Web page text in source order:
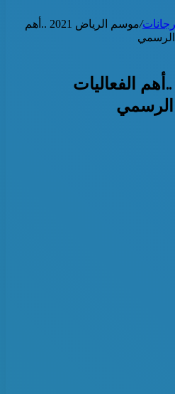
/
موسم الرياض 2021 ..أهم
الرسمي
موسم الرياض 2021 ..أهم الفعاليات
الرسمي